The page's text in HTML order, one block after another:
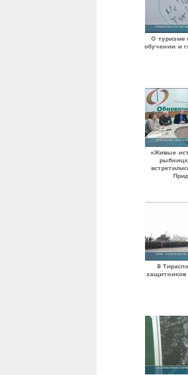
О туризме
обучении и
«Живые
В
защитников